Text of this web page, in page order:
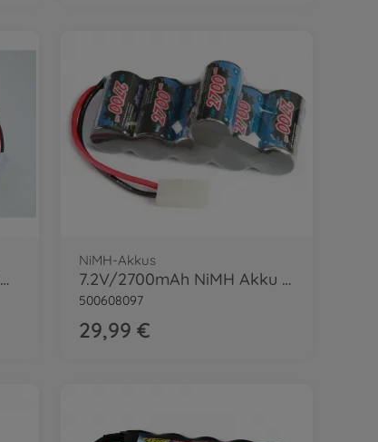
7,2V/600mAh NiNM Akku Devil Racer TAM
NiMH-Akkus
7.2V/2700mAh NiMH Akku Sand Scor./Champ
500608097
29,99 €